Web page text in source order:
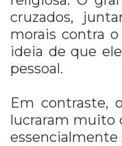
cruzados,
morais contra
ideia de que
pessoal.
Em contraste,
lucraram muito
essencialmente